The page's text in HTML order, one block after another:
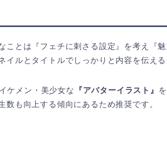
ことは『フェチに刺さる設定』を考え『
イルとタイトルでしっかりと内容を伝える
ケメン・美少女な 『アバターイラスト』
数も向上する傾向にあるため推奨です。